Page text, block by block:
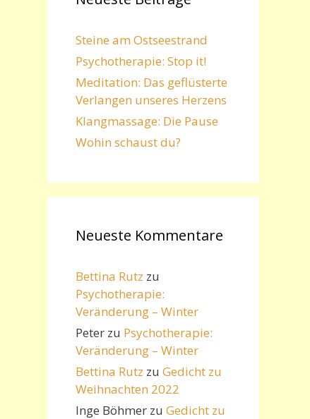
Steine am Ostseestrand
Psychotherapie: Stop it!
Meditation: Das geflüsterte
Verlangen unseres Herzens
Klangmassage: Die Pause
Wohin schaust du?
Neueste Kommentare
Bettina Rutz zu
Psychotherapie:
Veränderung – Winter
Peter zu Psychotherapie:
Veränderung – Winter
Bettina Rutz zu Gedicht zu
Weihnachten 2022
Inge Böhmer zu Gedicht zu